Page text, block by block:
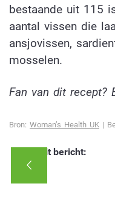
bestaande uit 115
aantal vissen die
ansjovissen,
mosselen.
Fan van dit recept?
Bron: Woman’s Health UK |
Deel dit bericht: